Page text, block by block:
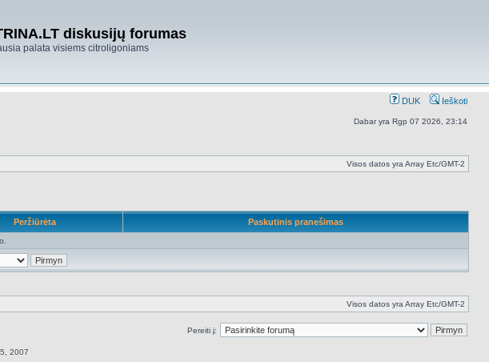
diskusijų forumas
palata visiems citroligoniams
DUK Ieškoti
Dabar yra Rgp 07 2026, 23:14
Visos datos yra Array Etc/GMT-2
Peržiūrėta Paskutinis pranešimas
Visos datos yra Array Etc/GMT-2
Pereiti į:
2007